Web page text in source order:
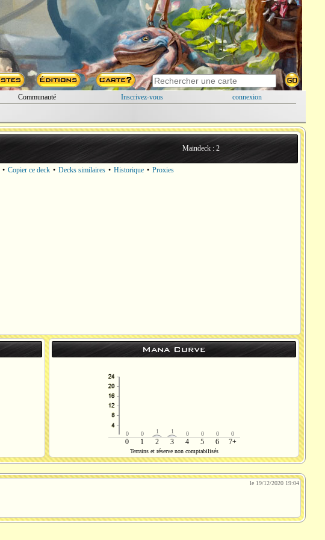
Communauté Inscrivez-vous
connexion
Maindeck : 2
• Copier ce deck • Decks similaires • Historique • Proxies
Mana Curve
0 0 1 1 0 0 0 0
0 1 2 3 4 5 6 7+
Terrains et réserve non comptabilisés
le 19/12/2020 19:04